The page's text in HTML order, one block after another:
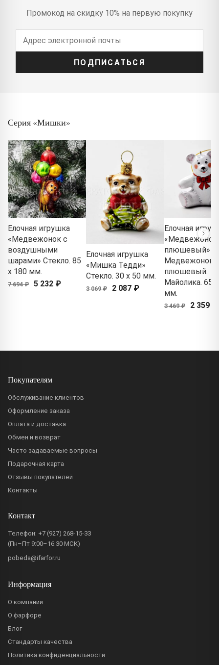
Промокод на скидку 10% на первую покупку
ПОДПИСАТЬСЯ
Серия «Мишки»
Елочная игрушка
«Медвежонок с
воздушными
шарами» Стекло. 85
x 180 мм.
7 694 ₽ 5 232 ₽
Елочная игрушка
«Мишка Тедди»
Стекло. 30 x 50 мм.
3 069 ₽ 2 087 ₽
Елочная
«Медвежонок
плюшевый»
Медвежонок
плюшевый.
Майолика. 65
мм.
3 469 ₽ 2 359 ₽
Покупателям
Обслуживание клиентов
Оформление заказа
Оплата и доставка
Обмен и возврат
Часто задаваемые вопросы
Подарочная карта
Отзывы покупателей
Контакты
Контакт
Телефон: +7 (927) 268-15-33
(Пн–Пт 9:00–16:30 МСК)
pobeda@ifarfor.ru
Информация
О компании
О фарфоре
Блог
Стандарты качества
Политика конфиденциальности